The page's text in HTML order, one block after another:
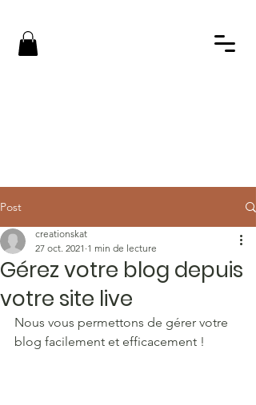
Post
Gérez votre blog depuis
votre site live
creationskat
27 oct. 2021 1 min de lecture
Nous vous permettons de gérer votre
blog facilement et efficacement !